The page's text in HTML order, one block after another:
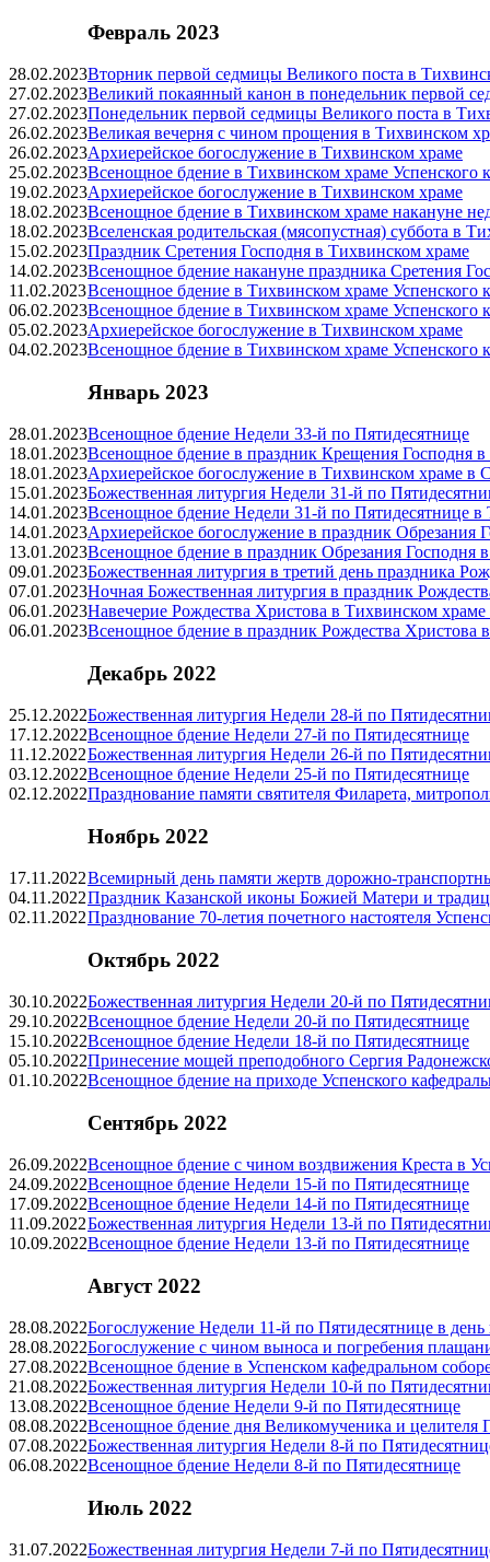
Февраль 2023
28.02.2023Вторник первой седмицы Великого поста в
27.02.2023Великий покаянный канон в понедельник первой
27.02.2023Понедельник первой седмицы Великого поста в
26.02.2023Великая вечерня с чином прощения в Тихвинском
26.02.2023Архиерейское богослужение в Тихвинском храме
25.02.2023Всенощное бдение в Тихвинском храме Успенского
19.02.2023Архиерейское богослужение в Тихвинском храме
18.02.2023Всенощное бдение в Тихвинском храме накануне
18.02.2023Вселенская родительская (мясопустная) суббота в
15.02.2023Праздник Сретения Господня в Тихвинском храме
14.02.2023Всенощное бдение накануне праздника Сретения
11.02.2023Всенощное бдение в Тихвинском храме Успенского
06.02.2023Всенощное бдение в Тихвинском храме Успенского
05.02.2023Архиерейское богослужение в Тихвинском храме
04.02.2023Всенощное бдение в Тихвинском храме Успенского
Январь 2023
28.01.2023Всенощное бдение Недели 33‑й по Пятидесятнице
18.01.2023Всенощное бдение в праздник Крещения Господня
18.01.2023Архиерейское богослужение в Тихвинском храме в
15.01.2023Божественная литургия Недели 31‑й по
14.01.2023Всенощное бдение Недели 31‑й по Пятидесятнице в
14.01.2023Архиерейское богослужение в праздник Обрезания
13.01.2023Всенощное бдение в праздник Обрезания Господня
09.01.2023Божественная литургия в третий день праздника
07.01.2023Ночная Божественная литургия в праздник
06.01.2023Навечерие Рождества Христова в Тихвинском храме
06.01.2023Всенощное бдение в праздник Рождества Христова
Декабрь 2022
25.12.2022Божественная литургия Недели 28‑й по
17.12.2022Всенощное бдение Недели 27‑й по Пятидесятнице
11.12.2022Божественная литургия Недели 26‑й по
03.12.2022Всенощное бдение Недели 25‑й по Пятидесятнице
02.12.2022Празднование памяти святителя Филарета,
Ноябрь 2022
17.11.2022Всемирный день памяти жертв
04.11.2022Праздник Казанской иконы Божией Матери и
02.11.2022Празднование 70‑летия почетного настоятеля
Октябрь 2022
30.10.2022Божественная литургия Недели 20‑й по
29.10.2022Всенощное бдение Недели 20‑й по Пятидесятнице
15.10.2022Всенощное бдение Недели 18‑й по Пятидесятнице
05.10.2022Принесение мощей преподобного Сергия
01.10.2022Всенощное бдение на приходе Успенского
Сентябрь 2022
26.09.2022Всенощное бдение с чином воздвижения Креста в
24.09.2022Всенощное бдение Недели 15‑й по Пятидесятнице
17.09.2022Всенощное бдение Недели 14‑й по Пятидесятнице
11.09.2022Божественная литургия Недели 13‑й по
10.09.2022Всенощное бдение Недели 13‑й по Пятидесятнице
Август 2022
28.08.2022Богослужение Недели 11‑й по Пятидесятнице в день
28.08.2022Богослужение с чином выноса и погребения
27.08.2022Всенощное бдение в Успенском кафедральном
21.08.2022Божественная литургия Недели 10‑й по
13.08.2022Всенощное бдение Недели 9‑й по Пятидесятнице
08.08.2022Всенощное бдение дня Великомученика и целителя
07.08.2022Божественная литургия Недели 8-й по
06.08.2022Всенощное бдение Недели 8-й по Пятидесятнице
Июль 2022
31.07.2022Божественная литургия Недели 7-й по